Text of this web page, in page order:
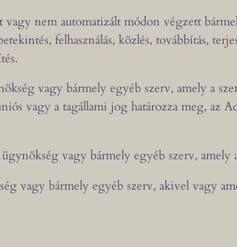
vagy nem automatizált módon végzett
felhasználás, közlés, továbbítás,
vagy bármely egyéb szerv, amely a
vagy a tagállami jog határozza meg, az
vagy bármely egyéb szerv, amely
vagy bármely egyéb szerv, akivel vagy